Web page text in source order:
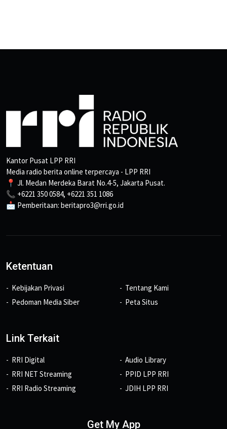
Kantor Pusat LPP RRI
Media radio berita online terpercaya - LPP RRI
📍 Jl. Medan Merdeka Barat No.4-5, Jakarta Pusat.
📞 +6221 350 0584, +6221 351 1086
📩 Pemberitaan: beritapro3@rri.go.id
Ketentuan
Kebijakan Privasi
Pedoman Media Siber
Tentang Kami
Peta Situs
Link Terkait
RRI Digital
RRI NET Streaming
RRI Radio Streaming
Audio Library
PPID LPP RRI
JDIH LPP RRI
Get My App